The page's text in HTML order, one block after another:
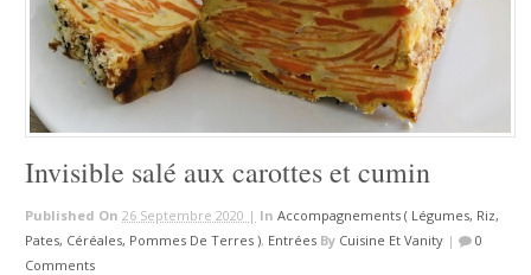
Invisible salé aux carottes et cumin
Published On 26 Septembre 2020 | In Accompagnements ( Légumes, Riz,
Pates, Céréales, Pommes De Terres ), Entrées By Cuisine Et Vanity |
0
Comments